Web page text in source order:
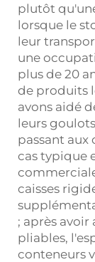
plutôt
lorsque le
leur
une
plus de 20
de produits
avons aidé
leurs
passant aux
cas typique
caisses
; après avoir
pliables,
conteneurs